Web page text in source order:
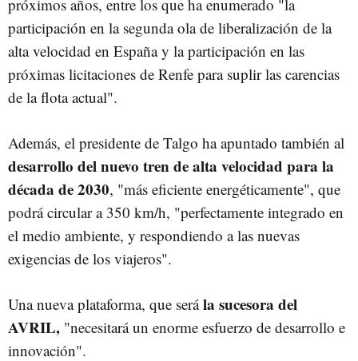
próximos años, entre los que ha enumerado "la
participación en la segunda ola de liberalización de la
alta velocidad en España y la participación en las
próximas licitaciones de Renfe para suplir las carencias
de la flota actual".
Además, el presidente de Talgo ha apuntado también al
desarrollo del nuevo tren de alta velocidad para la
década de 2030, "más eficiente energéticamente", que
podrá circular a 350 km/h, "perfectamente integrado en
el medio ambiente, y respondiendo a las nuevas
exigencias de los viajeros".
Una nueva plataforma, que serála sucesora del
AVRIL, "necesitará un enorme esfuerzo de desarrollo e
innovación".